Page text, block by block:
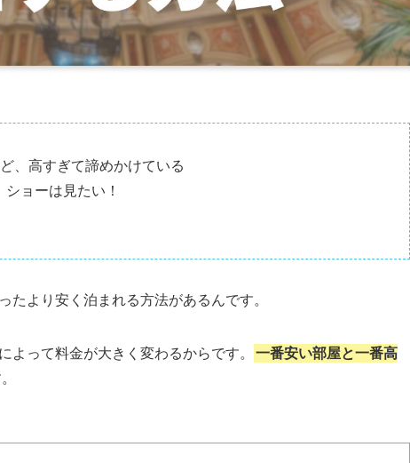
、高すぎて諦めかけている
ョーは見たい！
たより安く泊まれる方法があるんです。
よって料金が大きく変わるからです。
一番安い部屋と一番高